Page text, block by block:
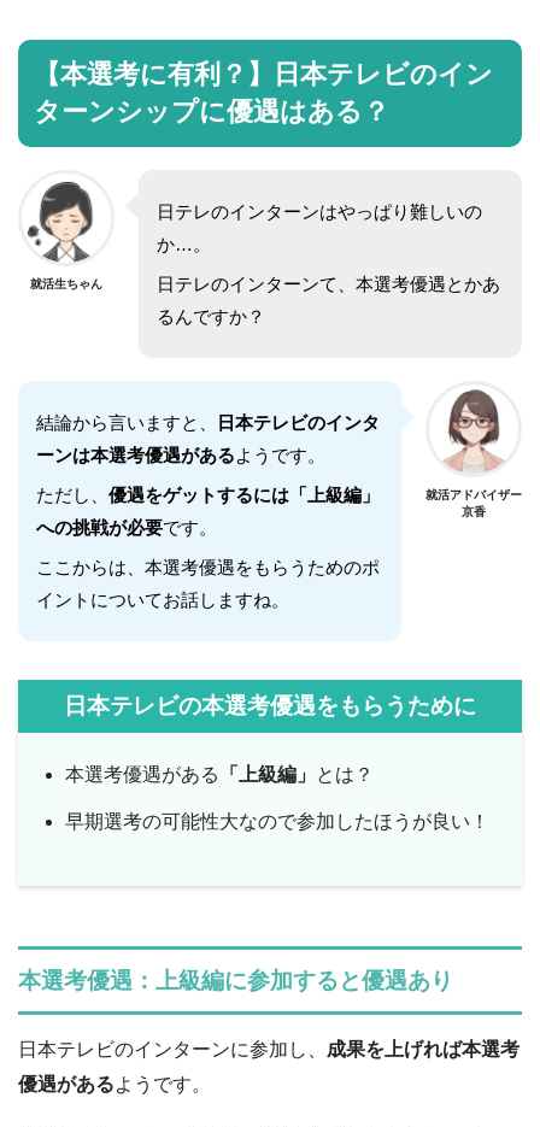
【本選考に有利？】日本テレビのイン
ターンシップに優遇はある？
就活生ちゃん
日テレのインターンはやっぱり難しいの
か…。
日テレのインターンて、本選考優遇とかあ
るんですか？
結論から言いますと、
日本テレビのインタ
ーンは本選考優遇があるようです。
ただし、 優遇をゲットするには「上級編」
への挑戦が必要です。
ここからは、本選考優遇をもらうためのポ
イントについてお話しますね。
就活アドバイザー
京香
日本テレビの本選考優遇をもらうために
本選考優遇がある 「上級編」 とは？
早期選考の可能性大なので参加したほうが良い！
本選考優遇：上級編に参加すると優遇あり
日本テレビのインターンに参加し、 成果を上げれば本選考
優遇があるようです。